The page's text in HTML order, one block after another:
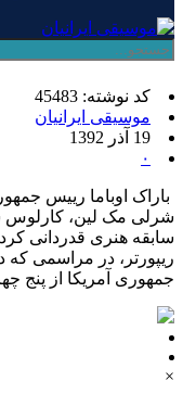
تجلیل جان
کد نوشته: 45483
موسیقی ایرانیان
19 آذر 1392
۰
باراک اوباما رییس
شرلی مک لین، کارلوس
سابقه هنری قدردانی
جمهوری آمریکا از پنج
×